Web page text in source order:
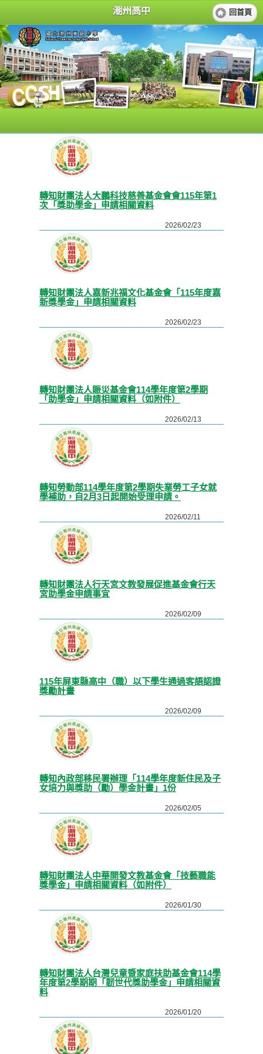
潮州高中 回首頁
轉知財團法人大鵬科技慈善基金會會115年第1
次「獎助學金」申請相關資料
2026/02/23
轉知財團法人嘉新兆福文化基金會「115年度嘉
新獎學金」申請相關資料
2026/02/23
轉知財團法人賑災基金會114學年度第2學期
「助學金」申請相關資料（如附件）
2026/02/13
轉知勞動部114學年度第2學期失業勞工子女就
學補助，自2月3日起開始受理申請。
2026/02/11
轉知財團法人行天宮文教發展促進基金會行天
宮助學金申請事宜
2026/02/09
115年屏東縣高中（職）以下學生通過客語認證
獎勵計畫
2026/02/09
轉知內政部移民署辦理「114學年度新住民及子
女培力與獎助（勵）學金計畫」1份
2026/02/05
轉知財團法人中華開發文教基金會「技藝職能
獎學金」申請相關資料（如附件）
2026/01/30
轉知財團法人台灣兒童暨家庭扶助基金會114學
年度第2學期期「韌世代獎助學金」申請相關資
料
2026/01/20